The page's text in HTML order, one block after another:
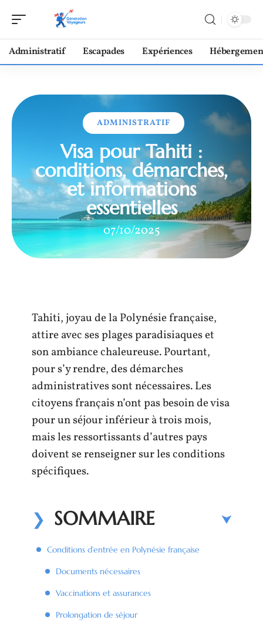
Administratif Escapades Expériences
ADMINISTRATIF
Visa pour Tahiti :
conditions, démarches,
et informations
essentielles
07/10/2025
Tahiti, joyau de la Polynésie française,
attire avec ses plages paradisiaques et
son ambiance chaleureuse. Pourtant,
pour s’y rendre, des démarches
administratives sont nécessaires. Les
citoyens français n’ont pas besoin de visa
pour un séjour inférieur à trois mois,
mais les ressortissants d’autres pays
doivent se renseigner sur les conditions
spécifiques.
SOMMAIRE
Conditions d’entrée en Polynésie française
Documents nécessaires
Vaccinations et assurances
Prolongation de séjour